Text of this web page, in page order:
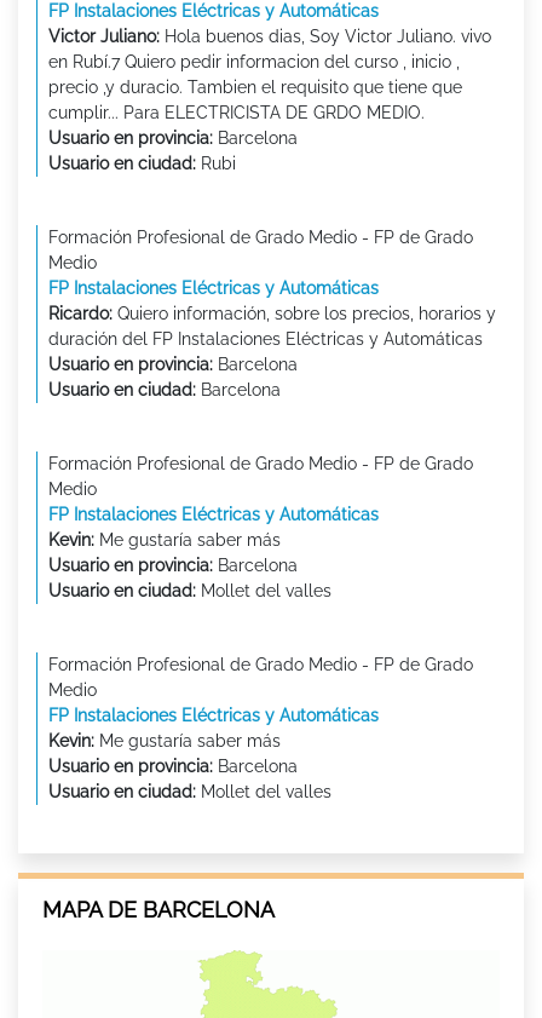
FP Instalaciones Eléctricas y Automáticas
Victor Juliano: Hola buenos dias, Soy Victor Juliano. vivo
en Rubí.7 Quiero pedir informacion del curso , inicio ,
precio ,y duracio. Tambien el requisito que tiene que
cumplir... Para ELECTRICISTA DE GRDO MEDIO.
Usuario en provincia: Barcelona
Usuario en ciudad: Rubi
Formación Profesional de Grado Medio - FP de Grado
Medio
FP Instalaciones Eléctricas y Automáticas
Ricardo: Quiero información, sobre los precios, horarios y
duración del FP Instalaciones Eléctricas y Automáticas
Usuario en provincia: Barcelona
Usuario en ciudad: Barcelona
Formación Profesional de Grado Medio - FP de Grado
Medio
FP Instalaciones Eléctricas y Automáticas
Kevin: Me gustaría saber más
Usuario en provincia: Barcelona
Usuario en ciudad: Mollet del valles
Formación Profesional de Grado Medio - FP de Grado
Medio
FP Instalaciones Eléctricas y Automáticas
Kevin: Me gustaría saber más
Usuario en provincia: Barcelona
Usuario en ciudad: Mollet del valles
MAPA DE BARCELONA